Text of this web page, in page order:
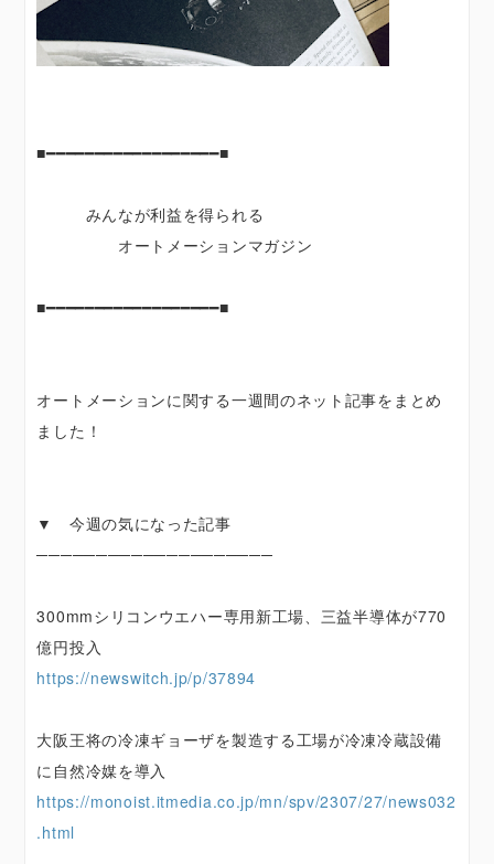
■━━━━━━━━━━━━━━━━━━■
みんなが利益を得られる
オートメーションマガジン
■━━━━━━━━━━━━━━━━━━■
オートメーションに関する一週間のネット記事をまとめ
ました！
▼ 今週の気になった記事
────────────────────
300mmシリコンウエハー専用新工場、三益半導体が770
億円投入
https://newswitch.jp/p/37894
大阪王将の冷凍ギョーザを製造する工場が冷凍冷蔵設備
に自然冷媒を導入
https://monoist.itmedia.co.jp/mn/spv/2307/27/news032
.html